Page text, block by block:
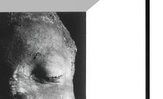
DES OEUVRES
03_COLLAGES